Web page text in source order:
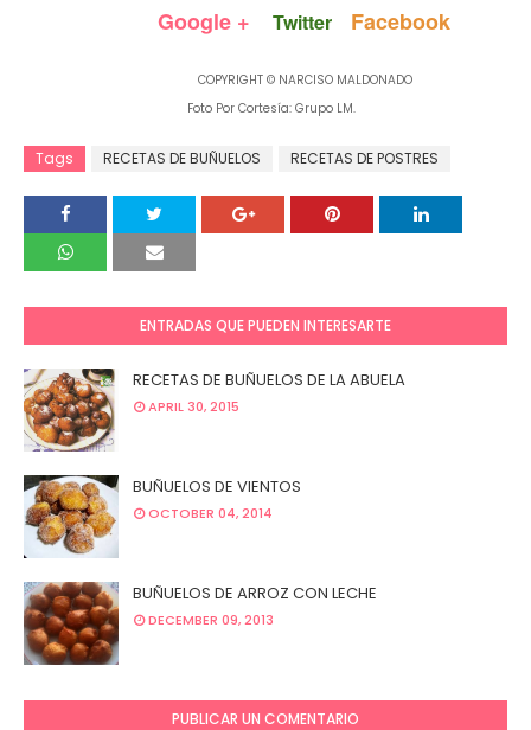
Google + Twitter Facebook
COPYRIGHT © NARCISO MALDONADO
Foto Por Cortesía: Grupo LM.
Tags RECETAS DE BUÑUELOS RECETAS DE POSTRES
ENTRADAS QUE PUEDEN INTERESARTE
RECETAS DE BUÑUELOS DE LA ABUELA
APRIL 30, 2015
BUÑUELOS DE VIENTOS
OCTOBER 04, 2014
BUÑUELOS DE ARROZ CON LECHE
DECEMBER 09, 2013
PUBLICAR UN COMENTARIO